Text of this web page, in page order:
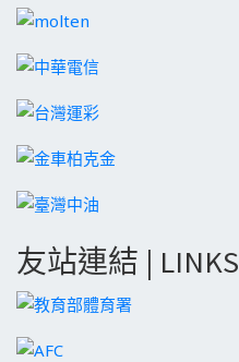
友站連結 | LINKS